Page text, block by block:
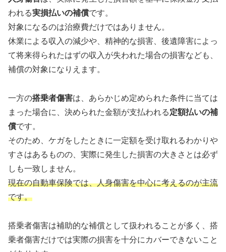
われる実損払いの補償です。
対象になるのは治療費だけではありません。
休業による収入の減少や、精神的な損害、後遺障害によっ
て将来得られたはずの収入が失われた場合の損害なども、
補償の対象になりえます。
一方の搭乗者傷害は、あらかじめ定められた条件に当ては
まった場合に、決められた金額が支払われる定額払いの補
償です。
そのため、ケガをしたときに一定額を受け取れるわかりや
すさはあるものの、実際に発生した損害の大きさとは必ず
しも一致しません。
現在の自動車保険では、人身傷害を中心に考えるのが主流
です。
搭乗者傷害は補助的な補償として扱われることが多く、搭
乗者傷害だけでは実際の損害を十分にカバーできないこと